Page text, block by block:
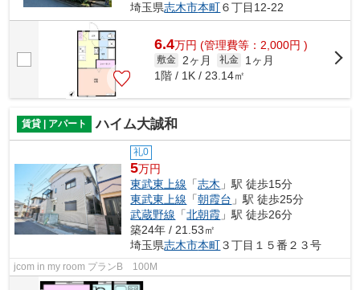
埼玉県志木市本町６丁目12-22
6.4万円 (管理費等：2,000円 )
敷金 2ヶ月 礼金
1ヶ月
1階 / 1K / 23.14㎡
賃貸 | アパート ハイム大誠和
礼0
5万円
東武東上線 「志木 」駅 徒歩15分
東武東上線 「朝霞台 」駅 徒歩25分
武蔵野線 「北朝霞 」駅 徒歩26分
築24年 / 21.53㎡
埼玉県志木市本町３丁目１５番２３号
jcom in my room プランB 100M